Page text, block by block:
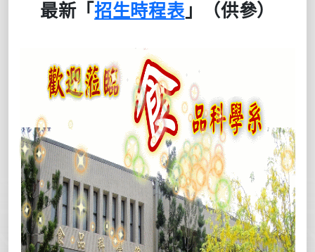
最新「招生時程表 」（供參）